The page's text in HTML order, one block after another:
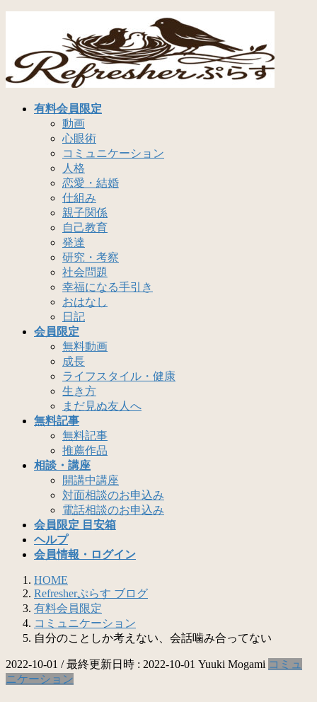
ン
ツ
へ
ー
シ
ョ
有料会員限定
動画
心眼術
コミュニケーション
人格
恋愛・結婚
仕組み
親子関係
自己教育
発達
研究・考察
社会問題
幸福になる手引き
おはなし
日記
会員限定
無料動画
成長
ライフスタイル・健康
生き方
まだ見ぬ友人へ
無料記事
無料記事
推薦作品
相談・講座
開講中講座
対面相談のお申込み
電話相談のお申込み
会員限定 目安箱
ヘルプ
会員情報・ログイン
HOME
Refresherぷらす ブログ
有料会員限定
コミュニケーション
自分のことしか考えない、会話噛み合ってない
2022-10-01 / 最終更新日時 : 2022-10-01 Yuuki Mogami コミュ
ニケーション